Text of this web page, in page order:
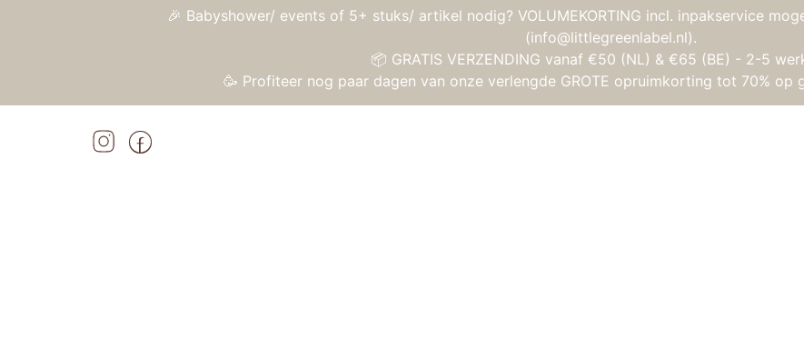
🎉 Babyshower/ events of 5+ stuks/ artikel nodig? VOLUMEKORTING incl. inpakservice
(info@littlegreenlabel.nl).
📦 GRATIS VERZENDING vanaf €50 (NL) & €65 (BE) - 2-5
🥳 Profiteer nog paar dagen van onze verlengde GROTE opruimkorting tot 70% op